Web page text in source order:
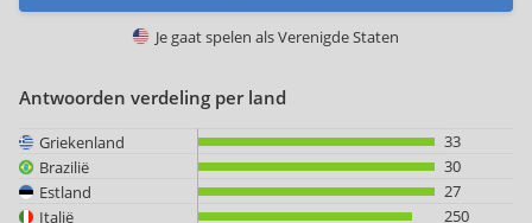
Je gaat spelen alsVerenigde Staten
Antwoorden verdeling per land
Griekenland
33
Brazilië
30
Estland
27
Italië
250